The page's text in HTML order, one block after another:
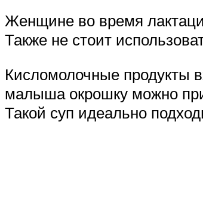
Женщине во время
Также не стоит
Кисломолочные продукты
малыша окрошку можно
Такой суп идеально